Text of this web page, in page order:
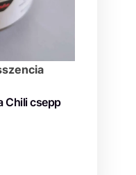
Chili csepp